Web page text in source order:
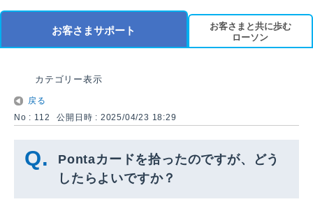
お客さまサポート
お客さまと共に歩む
ローソン
カテゴリー表示
戻る
No : 112
公開日時 : 2025/04/23 18:29
Pontaカードを拾ったのですが、どう
したらよいですか？